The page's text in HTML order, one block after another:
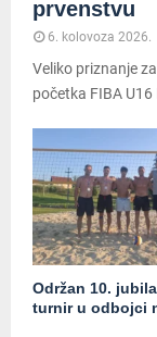
prvenstvu
6. kolovoza 2026.
Veliko priznanje
početka FIBA U16
Održan 10.
turnir u odbojci